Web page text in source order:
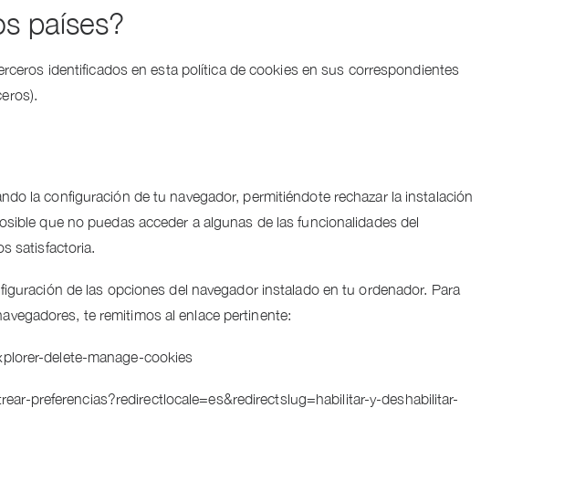
países?
identificados en esta política de cookies en sus correspondientes
la configuración de tu navegador, permitiéndote rechazar la instalación
que no puedas acceder a algunas de las funcionalidades del
satisfactoria.
de las opciones del navegador instalado en tu ordenador. Para
te remitimos al enlace pertinente:
delete-manage-cookies
preferencias?redirectlocale=es&redirectslug=habilitar-y-deshabilitar-